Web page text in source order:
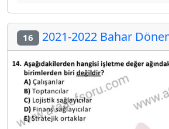
16 2021-2022 Bahar